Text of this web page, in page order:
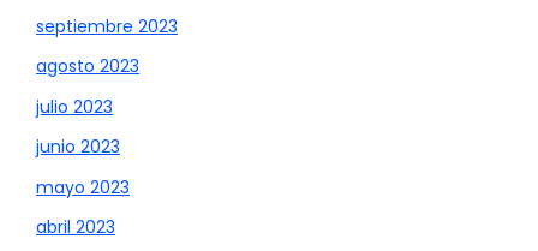
septiembre 2023
agosto 2023
julio 2023
junio 2023
mayo 2023
abril 2023